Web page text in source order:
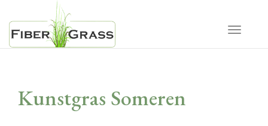
Toggle
Kunstgras Someren